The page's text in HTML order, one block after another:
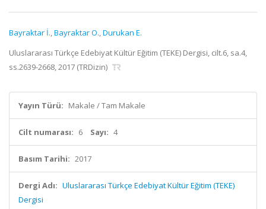
Bayraktar İ.,Bayraktar O.,Durukan E.
Uluslararası Türkçe Edebiyat Kültür Eğitim (TEKE) Dergisi, cilt.6, sa.4,
ss.2639-2668, 2017 (TRDizin)
Yayın Türü: Makale / Tam Makale
Cilt numarası: 6 Sayı: 4
Basım Tarihi: 2017
Dergi Adı: Uluslararası Türkçe Edebiyat Kültür Eğitim (TEKE)
Dergisi